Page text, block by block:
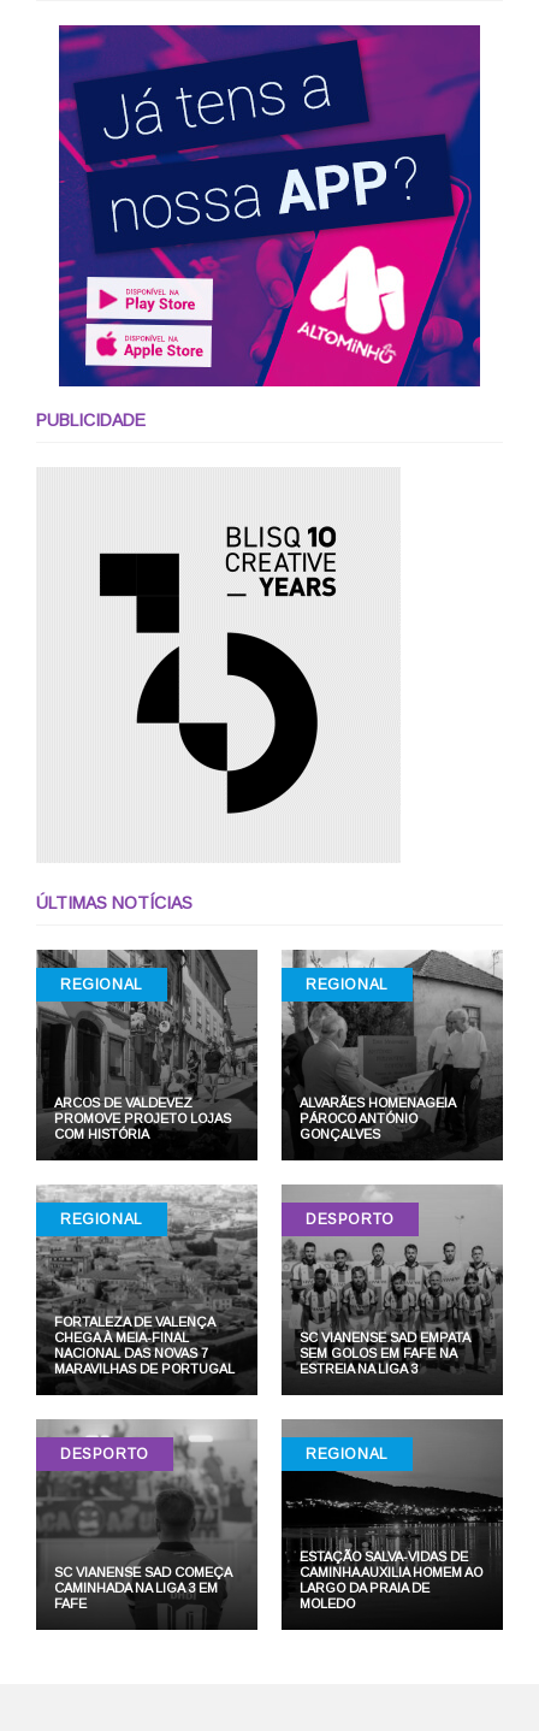
PUBLICIDADE
ÚLTIMAS NOTÍCIAS
REGIONAL
ARCOS DE VALDEVEZ
PROMOVE PROJETO LOJAS
COM HISTÓRIA
REGIONAL
ALVARÃES HOMENAGEIA
PÁROCO ANTÓNIO
GONÇALVES
REGIONAL
FORTALEZA DE VALENÇA
CHEGA À MEIA-FINAL
NACIONAL DAS NOVAS 7
MARAVILHAS DE PORTUGAL
DESPORTO
SC VIANENSE SAD EMPATA
SEM GOLOS EM FAFE NA
ESTREIA NA LIGA 3
DESPORTO
SC VIANENSE SAD COMEÇA
CAMINHADA NA LIGA 3 EM
FAFE
REGIONAL
ESTAÇÃO SALVA-VIDAS DE
CAMINHA AUXILIA HOMEM AO
LARGO DA PRAIA DE
MOLEDO